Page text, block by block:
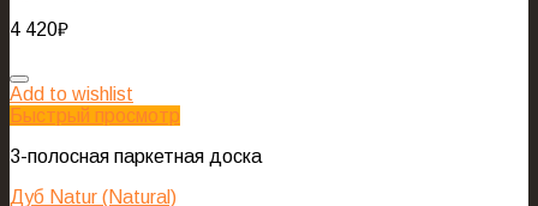
4 420₽
Add to wishlist
Быстрый просмотр
3-полосная паркетная доска
Дуб Natur (Natural)